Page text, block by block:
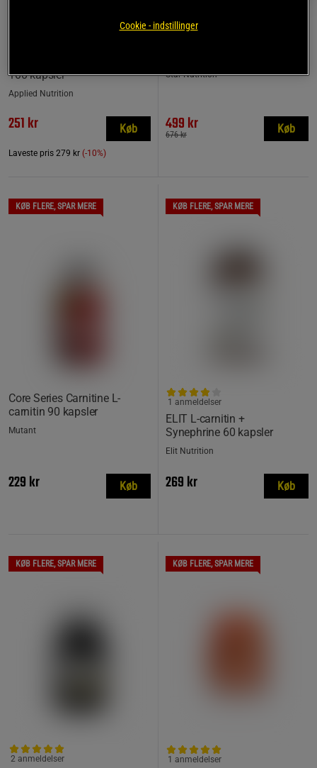
100 kapsler
Applied Nutrition
251 kr
Laveste pris 279 kr (-10%)
Køb
Star Nutrition
499 kr
676 kr Køb
KØB FLERE, SPAR MERE
Core Series Carnitine L-
carnitin 90 kapsler
Mutant
229 kr Køb
KØB FLERE, SPAR MERE
ELIT L-carnitin +
Synephrine 60 kapsler
1 anmeldelser
Elit Nutrition
269 kr Køb
KØB FLERE, SPAR MERE
2 anmeldelser
KØB FLERE, SPAR MERE
1 anmeldelser
Cookie - indstillinger